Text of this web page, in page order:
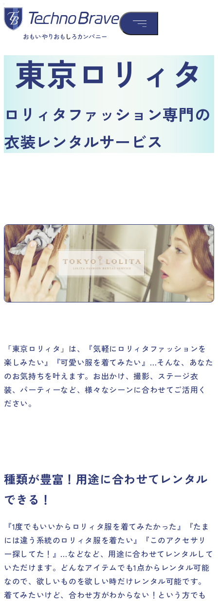
東京ロリィタ
ロリィタファッション専門の
衣装レンタルサービス
「東京ロリィタ」は、『気軽にロリィタファッションを
楽しみたい』『可愛い服を着てみたい』…そんな、あなた
のお気持ちを叶えます。お出かけ、撮影、ステージ衣
装、パーティーなど、様々なシーンに合わせてご活用く
ださい。
種類が豊富！用途に合わせてレンタル
できる！
『1度でもいいからロリィタ服を着てみたかった』『たま
には違う系統のロリィタ服を着たい』『このアクセサリ
ー探してた！』…などなど、用途に合わせてレンタルして
いただけます。どんなアイテムでも1点からレンタル可能
なので、欲しいものを欲しい時だけレンタル可能です。
着てみたいけど、合わせ方がわからない！という方でも